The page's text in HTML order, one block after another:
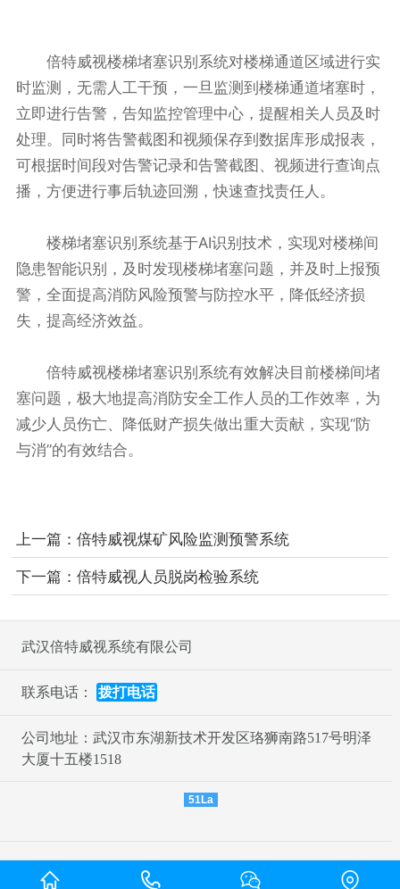
倍特威视楼梯堵塞识别系统对楼梯通道区域进行实
时监测，无需人工干预，一旦监测到楼梯通道堵塞时，
立即进行告警，告知监控管理中心，提醒相关人员及时
处理。同时将告警截图和视频保存到数据库形成报表，
可根据时间段对告警记录和告警截图、视频进行查询点
播，方便进行事后轨迹回溯，快速查找责任人。
楼梯堵塞识别系统基于AI识别技术，实现对楼梯间
隐患智能识别，及时发现楼梯堵塞问题，并及时上报预
警，全面提高消防风险预警与防控水平，降低经济损
失，提高经济效益。
倍特威视楼梯堵塞识别系统有效解决目前楼梯间堵
塞问题，极大地提高消防安全工作人员的工作效率，为
减少人员伤亡、降低财产损失做出重大贡献，实现“防
与消”的有效结合。
上一篇： 倍特威视煤矿风险监测预警系统
下一篇： 倍特威视人员脱岗检验系统
武汉倍特威视系统有限公司
联系电话： 拨打电话
公司地址：武汉市东湖新技术开发区珞狮南路517号明泽
大厦十五楼1518
51La